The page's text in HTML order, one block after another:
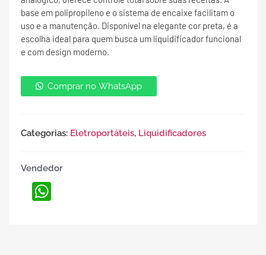
base em polipropileno e o sistema de encaixe facilitam o
uso e a manutenção. Disponível na elegante cor preta, é a
escolha ideal para quem busca um liquidificador funcional
e com design moderno.
Comprar no WhatsApp
Categorias: Eletroportáteis, Liquidificadores
Vendedor